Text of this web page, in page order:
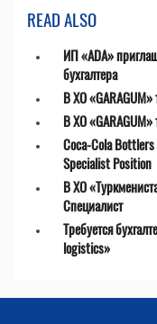
READ ALSO
ИП «ADA»
бухгалтера
В ХО «GARAGUM»
В ХО
Coca-Cola
Specialist Position
В ХО
Специалист
Требуется
logistics»